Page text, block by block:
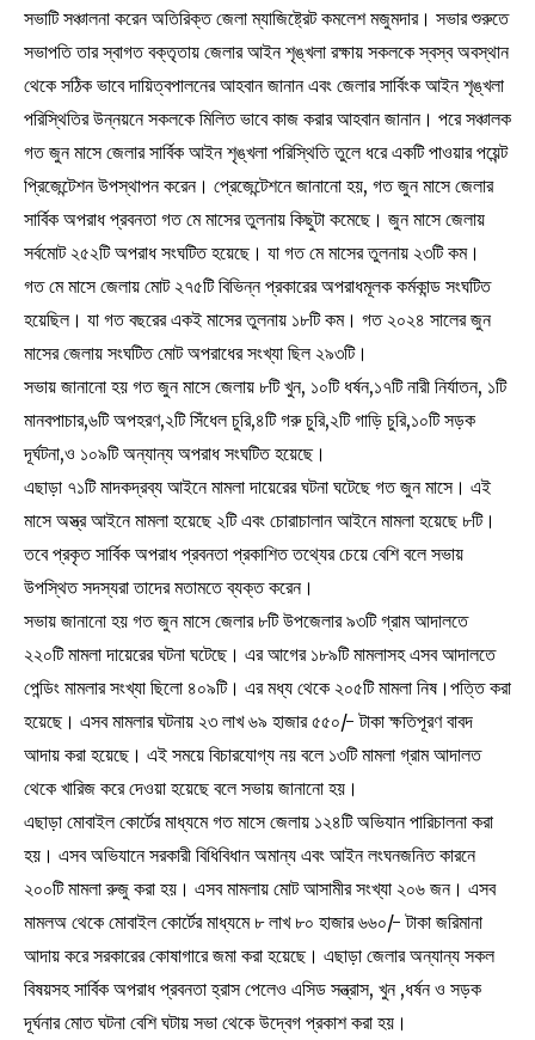
সভাটি সঞ্চালনা করেন অতিরিক্ত জেলা ম্যাজিষ্ট্রেট কমলেশ মজুমদার। সভার শুরুতে
সভাপতি তার স্বাগত বক্তৃতায় জেলার আইন শৃঙ্খলা রক্ষায় সকলকে স্বস্ব অবস্থান
থেকে সঠিক ভাবে দায়িত্বপালনের আহবান জানান এবং জেলার সার্বিংক আইন শৃঙ্খলা
পরিস্থিতির উন্নয়নে সকলকে মিলিত ভাবে কাজ করার আহবান জানান। পরে সঞ্চালক
গত জুন মাসে জেলার সার্বিক আইন শৃঙ্খলা পরিস্থিতি তুলে ধরে একটি পাওয়ার পয়েন্ট
প্রিজেন্টেশন উপস্থাপন করেন। প্রেজেন্টেশনে জানানো হয়, গত জুন মাসে জেলার
সার্বিক অপরাধ প্রবনতা গত মে মাসের তুলনায় কিছুটা কমেছে। জুন মাসে জেলায়
সর্বমোট ২৫২টি অপরাধ সংঘটিত হয়েছে। যা গত মে মাসের তুলনায় ২৩টি কম।
গত মে মাসে জেলায় মোট ২৭৫টি বিভিন্ন প্রকারের অপরাধমূলক কর্মকান্ড সংঘটিত
হয়েছিল। যা গত বছরের একই মাসের তুলনায় ১৮টি কম। গত ২০২৪ সালের জুন
মাসের জেলায় সংঘটিত মোট অপরাধের সংখ্যা ছিল ২৯৩টি।
সভায় জানানো হয় গত জুন মাসে জেলায় ৮টি খুন, ১০টি ধর্ষন,১৭টি নারী নির্যাতন, ১টি
মানবপাচার,৬টি অপহরণ,২টি সিঁধেল চুরি,৪টি গরু চুরি,২টি গাড়ি চুরি,১০টি সড়ক
দূর্ঘটনা,ও ১০৯টি অন্যান্য অপরাধ সংঘটিত হয়েছে।
এছাড়া ৭১টি মাদকদ্রব্য আইনে মামলা দায়েরের ঘটনা ঘটেছে গত জুন মাসে। এই
মাসে অস্ত্র আইনে মামলা হয়েছে ২টি এবং চোরাচালান আইনে মামলা হয়েছে ৮টি।
তবে প্রকৃত সার্বিক অপরাধ প্রবনতা প্রকাশিত তথ্যের চেয়ে বেশি বলে সভায়
উপস্থিত সদস্যরা তাদের মতামতে ব্যক্ত করেন।
সভায় জানানো হয় গত জুন মাসে জেলার ৮টি উপজেলার ৯৩টি গ্রাম আদালতে
২২০টি মামলা দায়েরের ঘটনা ঘটেছে। এর আগের ১৮৯টি মামলাসহ এসব আদালতে
পেন্ডিং মামলার সংখ্যা ছিলো ৪০৯টি। এর মধ্য থেকে ২০৫টি মামলা নিষ।পত্তি করা
হয়েছে। এসব মামলার ঘটনায় ২৩ লাখ ৬৯ হাজার ৫৫০/- টাকা ক্ষতিপূরণ বাবদ
আদায় করা হয়েছে। এই সময়ে বিচারযোগ্য নয় বলে ১৩টি মামলা গ্রাম আদালত
থেকে খারিজ করে দেওয়া হয়েছে বলে সভায় জানানো হয়।
এছাড়া মোবাইল কোর্টের মাধ্যমে গত মাসে জেলায় ১২৪টি অভিযান পারিচালনা করা
হয়। এসব অভিযানে সরকারী বিধিবিধান অমান্য এবং আইন লংঘনজনিত কারনে
২০০টি মামলা রুজু করা হয়। এসব মামলায় মোট আসামীর সংখ্যা ২০৬ জন। এসব
মামলঅ থেকে মোবাইল কোর্টের মাধ্যমে ৮ লাখ ৮০ হাজার ৬৬০/- টাকা জরিমানা
আদায় করে সরকারের কোষাগারে জমা করা হয়েছে। এছাড়া জেলার অন্যান্য সকল
বিষয়সহ সার্বিক অপরাধ প্রবনতা হ্রাস পেলেও এসিড সন্ত্রাস, খুন ,ধর্ষন ও সড়ক
দূর্ঘনার মোত ঘটনা বেশি ঘটায় সভা থেকে উদ্বেগ প্রকাশ করা হয়।